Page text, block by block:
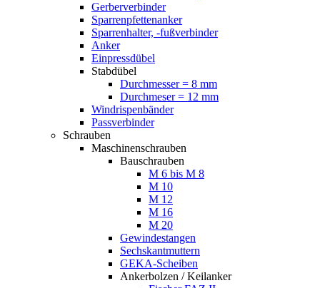
Gerberverbinder
Sparrenpfettenanker
Sparrenhalter, -fußverbinder
Anker
Einpressdübel
Stabdübel
Durchmesser = 8 mm
Durchmeser = 12 mm
Windrispenbänder
Passverbinder
Schrauben
Maschinenschrauben
Bauschrauben
M 6 bis M 8
M 10
M 12
M 16
M 20
Gewindestangen
Sechskantmuttern
GEKA-Scheiben
Ankerbolzen / Keilanker